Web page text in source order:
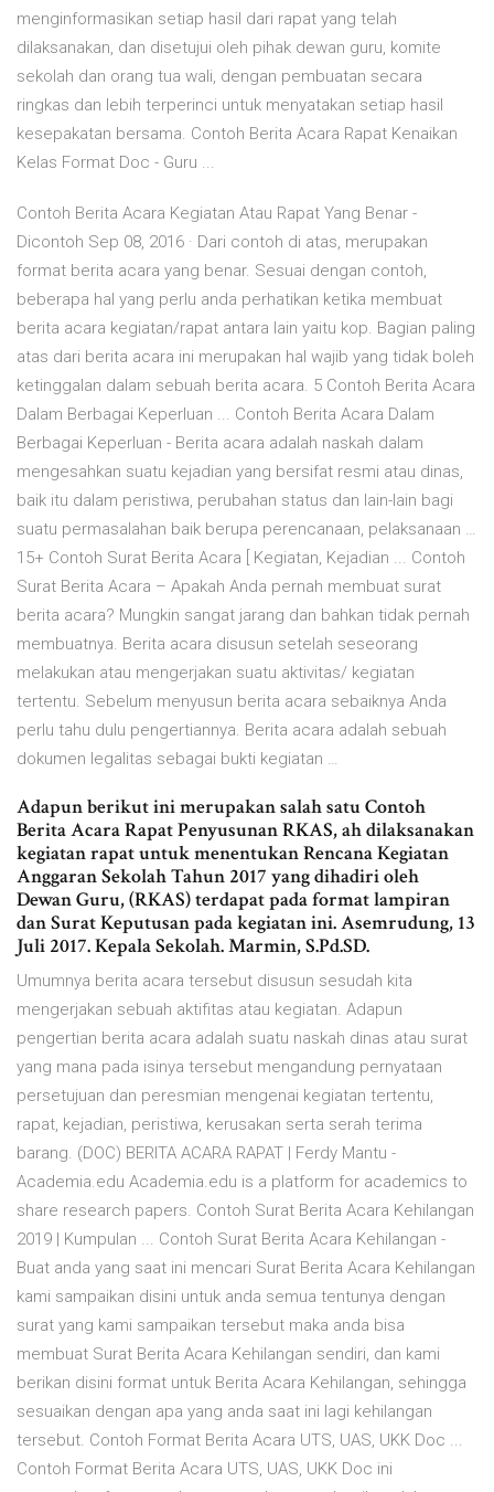
menginformasikan setiap hasil dari rapat yang telah
dilaksanakan, dan disetujui oleh pihak dewan guru, komite
sekolah dan orang tua wali, dengan pembuatan secara
ringkas dan lebih terperinci untuk menyatakan setiap hasil
kesepakatan bersama. Contoh Berita Acara Rapat Kenaikan
Kelas Format Doc - Guru ...
Contoh Berita Acara Kegiatan Atau Rapat Yang Benar -
Dicontoh Sep 08, 2016 · Dari contoh di atas, merupakan
format berita acara yang benar. Sesuai dengan contoh,
beberapa hal yang perlu anda perhatikan ketika membuat
berita acara kegiatan/rapat antara lain yaitu kop. Bagian paling
atas dari berita acara ini merupakan hal wajib yang tidak boleh
ketinggalan dalam sebuah berita acara. 5 Contoh Berita Acara
Dalam Berbagai Keperluan ... Contoh Berita Acara Dalam
Berbagai Keperluan - Berita acara adalah naskah dalam
mengesahkan suatu kejadian yang bersifat resmi atau dinas,
baik itu dalam peristiwa, perubahan status dan lain-lain bagi
suatu permasalahan baik berupa perencanaan, pelaksanaan …
15+ Contoh Surat Berita Acara [ Kegiatan, Kejadian ... Contoh
Surat Berita Acara – Apakah Anda pernah membuat surat
berita acara? Mungkin sangat jarang dan bahkan tidak pernah
membuatnya. Berita acara disusun setelah seseorang
melakukan atau mengerjakan suatu aktivitas/ kegiatan
tertentu. Sebelum menyusun berita acara sebaiknya Anda
perlu tahu dulu pengertiannya. Berita acara adalah sebuah
dokumen legalitas sebagai bukti kegiatan …
Adapun berikut ini merupakan salah satu Contoh
Berita Acara Rapat Penyusunan RKAS, ah dilaksanakan
kegiatan rapat untuk menentukan Rencana Kegiatan
Anggaran Sekolah Tahun 2017 yang dihadiri oleh
Dewan Guru, (RKAS) terdapat pada format lampiran
dan Surat Keputusan pada kegiatan ini. Asemrudung, 13
Juli 2017. Kepala Sekolah. Marmin, S.Pd.SD.
Umumnya berita acara tersebut disusun sesudah kita
mengerjakan sebuah aktifitas atau kegiatan. Adapun
pengertian berita acara adalah suatu naskah dinas atau surat
yang mana pada isinya tersebut mengandung pernyataan
persetujuan dan peresmian mengenai kegiatan tertentu,
rapat, kejadian, peristiwa, kerusakan serta serah terima
barang. (DOC) BERITA ACARA RAPAT | Ferdy Mantu -
Academia.edu Academia.edu is a platform for academics to
share research papers. Contoh Surat Berita Acara Kehilangan
2019 | Kumpulan ... Contoh Surat Berita Acara Kehilangan -
Buat anda yang saat ini mencari Surat Berita Acara Kehilangan
kami sampaikan disini untuk anda semua tentunya dengan
surat yang kami sampaikan tersebut maka anda bisa
membuat Surat Berita Acara Kehilangan sendiri, dan kami
berikan disini format untuk Berita Acara Kehilangan, sehingga
sesuaikan dengan apa yang anda saat ini lagi kehilangan
tersebut. Contoh Format Berita Acara UTS, UAS, UKK Doc ...
Contoh Format Berita Acara UTS, UAS, UKK Doc ini